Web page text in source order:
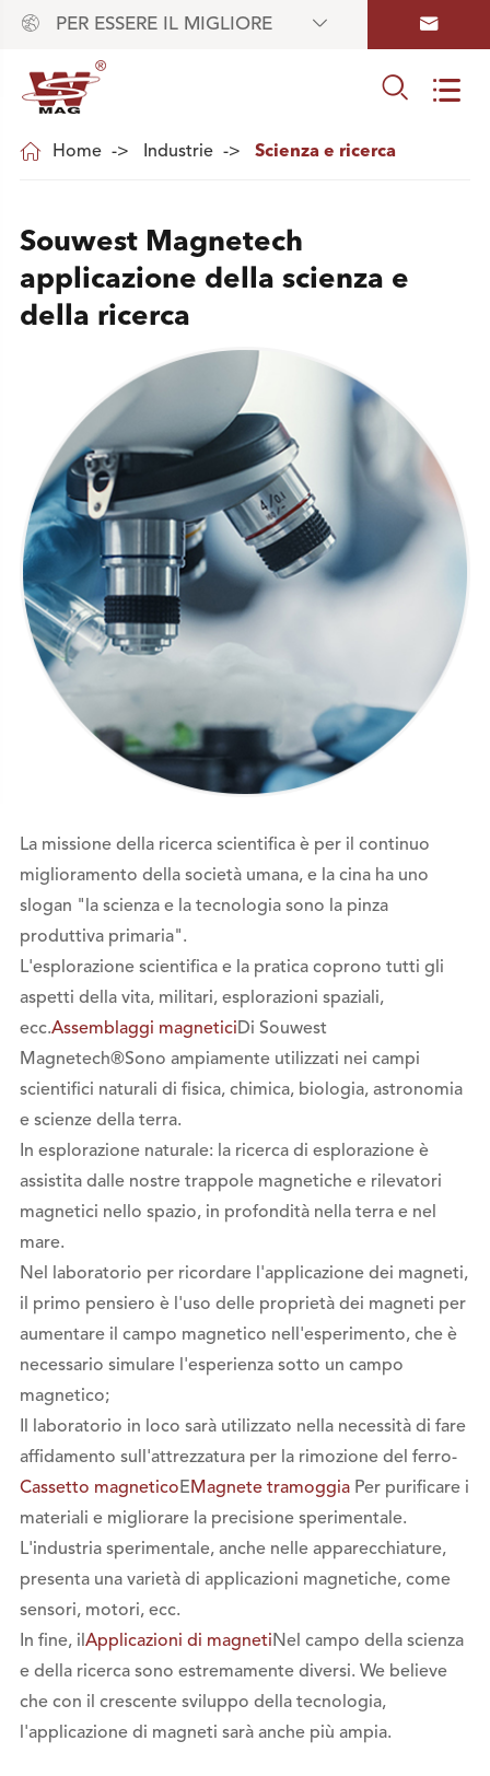
 PER ESSERE IL MIGLIORE  
 
 Home Industrie Scienza e ricerca
Souwest Magnetech
applicazione della scienza e
della ricerca
La missione della ricerca scientifica è per il continuo
miglioramento della società umana, e la cina ha uno
slogan "la scienza e la tecnologia sono la pinza
produttiva primaria".
L'esplorazione scientifica e la pratica coprono tutti gli
aspetti della vita, militari, esplorazioni spaziali,
ecc.Assemblaggi magneticiDi Souwest
Magnetech®Sono ampiamente utilizzati nei campi
scientifici naturali di fisica, chimica, biologia, astronomia
e scienze della terra.
In esplorazione naturale: la ricerca di esplorazione è
assistita dalle nostre trappole magnetiche e rilevatori
magnetici nello spazio, in profondità nella terra e nel
mare.
Nel laboratorio per ricordare l'applicazione dei magneti,
il primo pensiero è l'uso delle proprietà dei magneti per
aumentare il campo magnetico nell'esperimento, che è
necessario simulare l'esperienza sotto un campo
magnetico;
Il laboratorio in loco sarà utilizzato nella necessità di fare
affidamento sull'attrezzatura per la rimozione del ferro-
Cassetto magnetico E Magnete tramoggia Per purificare i
materiali e migliorare la precisione sperimentale.
L'industria sperimentale, anche nelle apparecchiature,
presenta una varietà di applicazioni magnetiche, come
sensori, motori, ecc.
In fine, il Applicazioni di magneti Nel campo della scienza
e della ricerca sono estremamente diversi. We believe
che con il crescente sviluppo della tecnologia,
l'applicazione di magneti sarà anche più ampia.